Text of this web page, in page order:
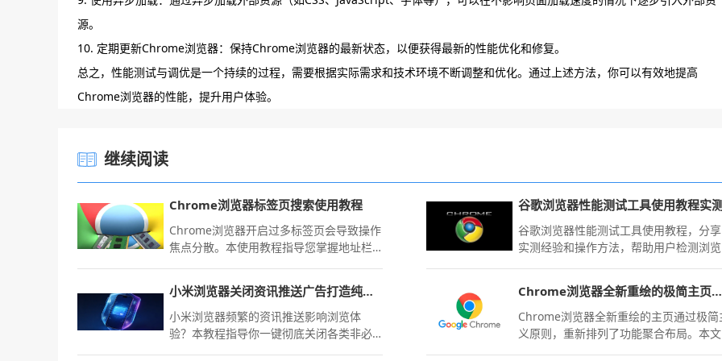
源。
10. 定期更新Chrome浏览器：保持Chrome浏览器的最新状态，以便获得最新的性能优化和修复。
总之，性能测试与调优是一个持续的过程，需要根据实际需求和技术环境不断调整和优化。通过上述方法，你可以有效地提高
Chrome浏览器的性能，提升用户体验。
继续阅读
Chrome浏览器标签页搜索使用教程
Chrome浏览器开启过多标签页会导致操作
焦点分散。本使用教程指导您掌握地址栏
重构高效的多任务并行处理工作流。
谷歌浏览器性能测试工具使用教程实
谷歌浏览器性能测试工具使用教程，分享
实测经验和操作方法，帮助用户检测浏览
小米浏览器关闭资讯推送广告打造纯净无干扰浏览环境
小米浏览器频繁的资讯推送影响浏览体
验？本教程指导你一键彻底关闭各类非必
Chrome浏览器全新重绘的极简主页视觉受众效果测评
Chrome浏览器全新重绘的主页通过极简
义原则，重新排列了功能聚合布局。本文